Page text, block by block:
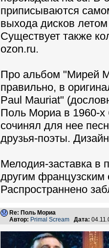
приписываются
выхода дисков
Существует также
ozon.ru.
Про альбом "Мирей
правильно, в
Paul Mauriat"
Поль Мориа в 1960-
сочинял для нее
друзья-поэты.
Мелодия-заставка в
другим французским
Распространнено
Re: Поль Мориа
Автор: Primal Scream Дата: